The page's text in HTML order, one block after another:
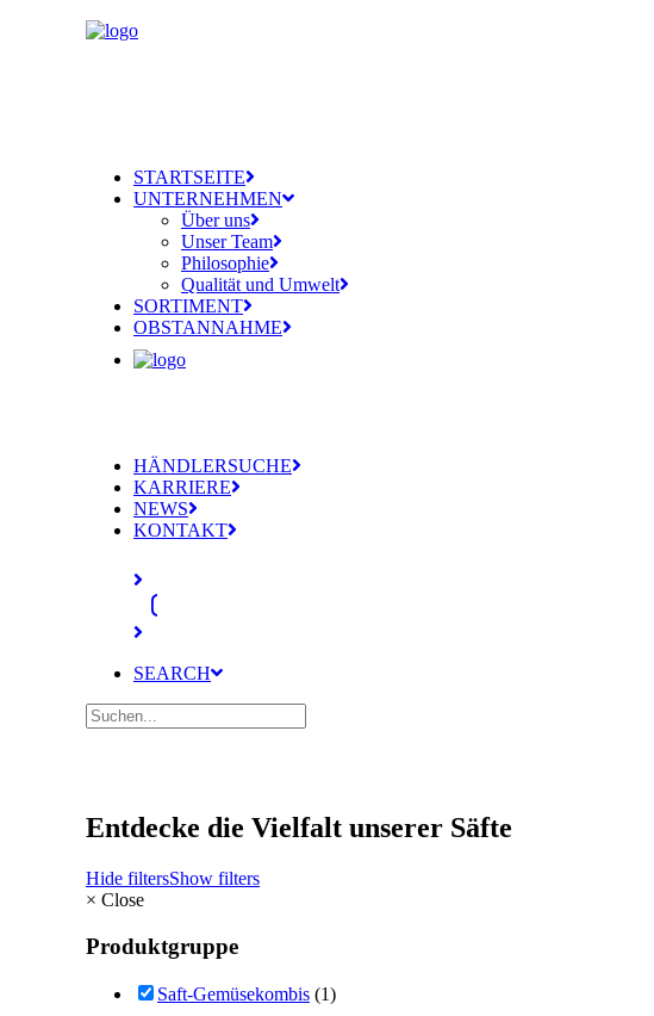
STARTSEITE
UNTERNEHMEN
Über uns
Unser Team
Philosophie
Qualität und Umwelt
SORTIMENT
OBSTANNAHME
HÄNDLERSUCHE
KARRIERE
NEWS
KONTAKT
SEARCH
Entdecke die Vielfalt unserer Säfte
Hide filtersShow filters
× Close
Produktgruppe
Saft-Gemüsekombis (1)